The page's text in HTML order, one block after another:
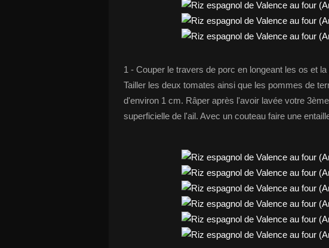
1 - Couper le travers de porc en longeant les os et
Tailler les deux tomates ainsi que les pommes de
d'environ 1 cm. Râper après l'avoir lavée votre
superficielle de l'ail. Avec un couteau faire une